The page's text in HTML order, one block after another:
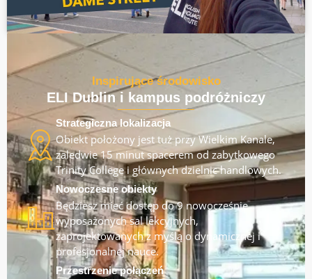
Inspirujące środowisko
ELI Dublin i kampus podróżniczy
Strategiczna lokalizacja
Obiekt położony jest tuż przy Wielkim Kanale,
zaledwie 15 minut spacerem od zabytkowego
Trinity College i głównych dzielnic handlowych.
Nowoczesne obiekty
Będziesz mieć dostęp do 9 nowocześnie
wyposażonych sal lekcyjnych,
zaprojektowanych z myślą o dynamicznej i
profesjonalnej nauce.
Przestrzenie połączeń